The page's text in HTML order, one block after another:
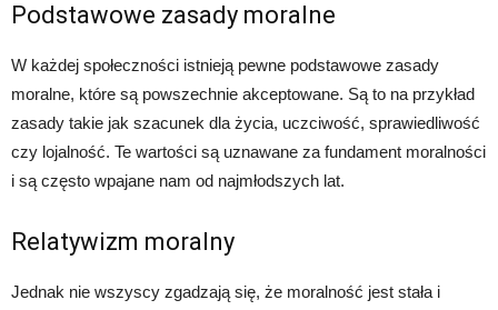
Podstawowe zasady moralne
W każdej społeczności istnieją pewne podstawowe zasady
moralne, które są powszechnie akceptowane. Są to na przykład
zasady takie jak szacunek dla życia, uczciwość, sprawiedliwość
czy lojalność. Te wartości są uznawane za fundament moralności
i są często wpajane nam od najmłodszych lat.
Relatywizm moralny
Jednak nie wszyscy zgadzają się, że moralność jest stała i